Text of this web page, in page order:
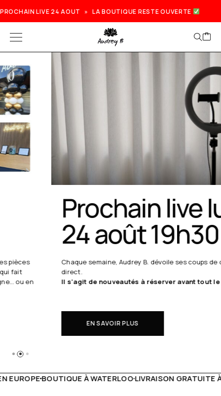
PROCHAIN LIVE 24 AOUT » LA BOUTIQUE RESTE OUVERTE
Prochain live lundi
24 août 19h30
Chaque semaine, Audrey B. dévoile ses coups de cœur en
direct.
Il s'agit de nouveautés à réserver avant tout le monde.
EN SAVOIR PLUS
LIVRAISON GRATUITE À PARTIR DE 150€LIVE